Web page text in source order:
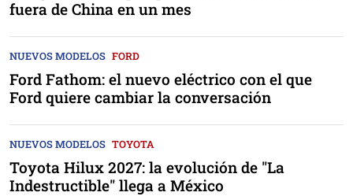
fuera de China en un mes
NUEVOS MODELOS FORD
Ford Fathom: el nuevo eléctrico con el que
Ford quiere cambiar la conversación
NUEVOS MODELOS TOYOTA
Toyota Hilux 2027: la evolución de "La
Indestructible" llega a México